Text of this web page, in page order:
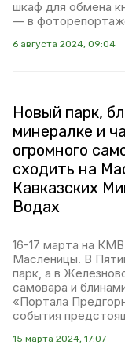
шкаф для обмена
— в
6 августа 2024, 09:04
Новый парк,
минералке и
огромного
сходить на
Кавказских
Водах
16-17 марта на
Масленицы. В
парк, а в
самовара и
«Портала
события
15 марта 2024, 17:07